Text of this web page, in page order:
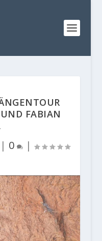
FABIAN
| 0 |